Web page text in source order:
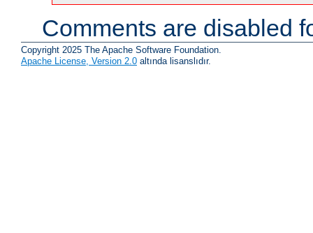
Comments are disabled
Copyright 2025 The Apache Software Foundation.
Apache License, Version 2.0 altında lisanslıdır.